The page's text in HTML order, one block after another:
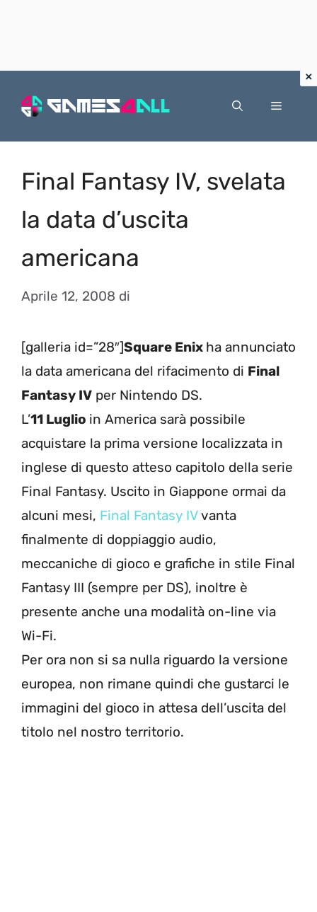
Menu
Final Fantasy IV, svelata
la data d’uscita
americana
Aprile 12, 2008 di
[galleria id=”28″]Square Enix ha annunciato
la data americana del rifacimento di Final
Fantasy IV per Nintendo DS.
L’11 Luglio in America sarà possibile
acquistare la prima versione localizzata in
inglese di questo atteso capitolo della serie
Final Fantasy. Uscito in Giappone ormai da
alcuni mesi, Final Fantasy IVvanta
finalmente di doppiaggio audio,
meccaniche di gioco e grafiche in stile Final
Fantasy III (sempre per DS), inoltre è
presente anche una modalità on-line via
Wi-Fi.
Per ora non si sa nulla riguardo la versione
europea, non rimane quindi che gustarci le
immagini del gioco in attesa dell’uscita del
titolo nel nostro territorio.